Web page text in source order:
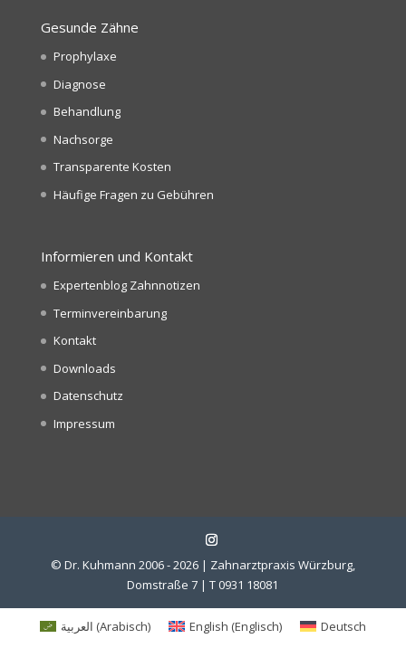
Gesunde Zähne
Prophylaxe
Diagnose
Behandlung
Nachsorge
Transparente Kosten
Häufige Fragen zu Gebühren
Informieren und Kontakt
Expertenblog Zahnnotizen
Terminvereinbarung
Kontakt
Downloads
Datenschutz
Impressum
© Dr. Kuhmann 2006 - 2026 | Zahnarztpraxis Würzburg,
Domstraße 7 | T 0931 18081
العربية (Arabisch) English (Englisch) Deutsch